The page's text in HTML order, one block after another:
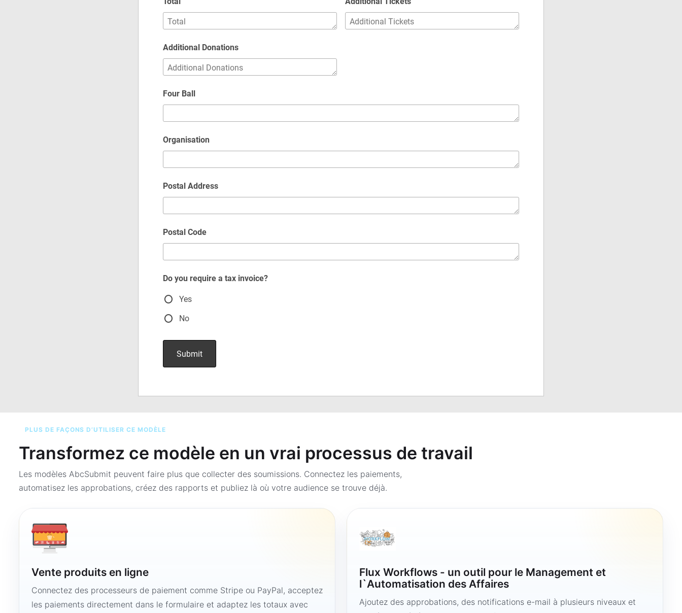
PLUS DE FAÇONS D’UTILISER CE MODÈLE
Transformez ce modèle en un vrai processus de travail
Les modèles AbcSubmit peuvent faire plus que collecter des soumissions. Connectez les paiements,
automatisez les approbations, créez des rapports et publiez là où votre audience se trouve déjà.
Vente produits en ligne
Connectez des processeurs de paiement comme Stripe ou PayPal, acceptez
les paiements directement dans le formulaire et adaptez les totaux avec
Flux Workflows - un outil pour le Management et
l`Automatisation des Affaires
Ajoutez des approbations, des notifications e-mail à plusieurs niveaux et